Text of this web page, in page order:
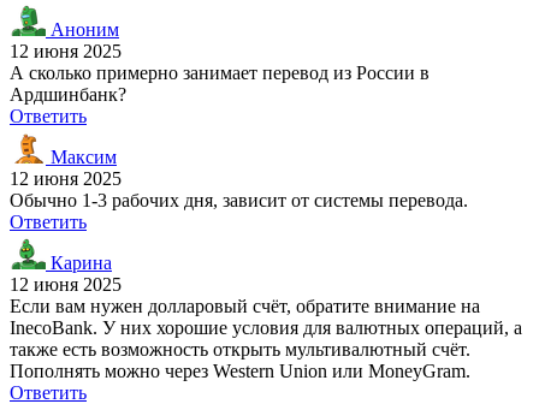
Аноним
12 июня 2025
А сколько примерно занимает перевод из России в
Ардшинбанк?
Ответить
Максим
12 июня 2025
Обычно 1-3 рабочих дня, зависит от системы перевода.
Ответить
Карина
12 июня 2025
Если вам нужен долларовый счёт, обратите внимание на
InecoBank. У них хорошие условия для валютных операций, а
также есть возможность открыть мультивалютный счёт.
Пополнять можно через Western Union или MoneyGram.
Ответить